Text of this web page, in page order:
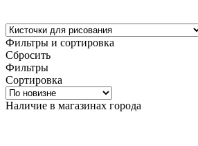
Фильтры и сортировка
Сбросить
Фильтры
Сортировка
Наличие в магазинах города